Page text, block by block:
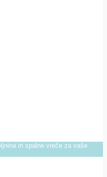
in spalne vreče za vaše